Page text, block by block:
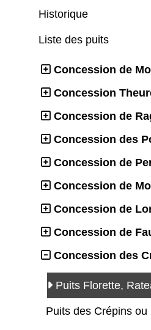
Historique
Liste des puits
Concession de
Concession
Concession de
Concession des
Concession de
Concession de
Concession de
Concession de
Concession des
Puits Florette,
Puits des Crépins